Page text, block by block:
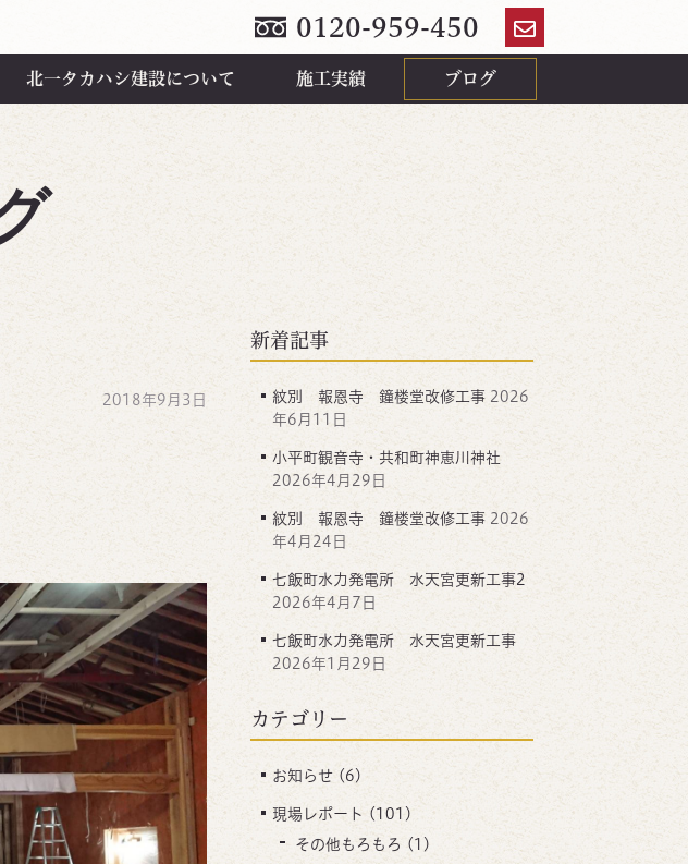
0120-959-450
お
問
い
北一タカハシ建設について 施工実績 ブログ
2018年9月3日
新着記事
紋別 報恩寺 鐘楼堂改修工事 2026
年6月11日
小平町観音寺・共和町神恵川神社
2026年4月29日
紋別 報恩寺 鐘楼堂改修工事 2026
年4月24日
七飯町水力発電所 水天宮更新工事2
2026年4月7日
七飯町水力発電所 水天宮更新工事
2026年1月29日
カテゴリー
お知らせ (6)
現場レポート (101)
その他もろもろ (1)